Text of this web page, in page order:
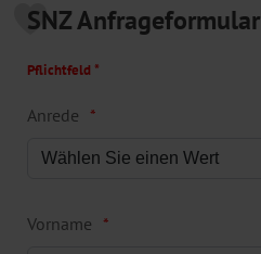
SNZ Anfrageformular
Pflichtfeld *
Anrede
Vorname